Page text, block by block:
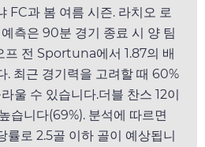
FC과 봄 여름 시즌. 라치오 로
측은 90분 경기 종료 시 양 팀
프 전 Sportuna에서 1.87의 배
. 최근 경기력을 고려할 때 60%
울 수 있습니다.더블 찬스 12이
습니다(69%). 분석에 따르면
률로 2.5골 이하 골이 예상됩니